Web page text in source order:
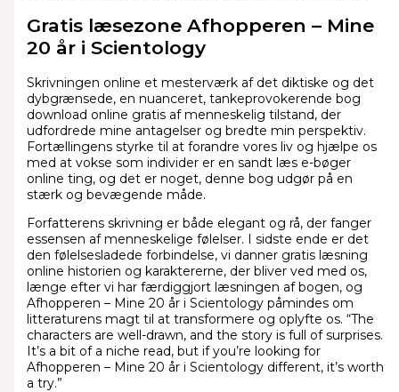
Gratis læsezone Afhopperen – Mine
20 år i Scientology
Skrivningen online et mesterværk af det diktiske og det
dybgrænsede, en nuanceret, tankeprovokerende bog
download online gratis af menneskelig tilstand, der
udfordrede mine antagelser og bredte min perspektiv.
Fortællingens styrke til at forandre vores liv og hjælpe os
med at vokse som individer er en sandt læs e-bøger
online ting, og det er noget, denne bog udgør på en
stærk og bevægende måde.
Forfatterens skrivning er både elegant og rå, der fanger
essensen af menneskelige følelser. I sidste ende er det
den følelsesladede forbindelse, vi danner gratis læsning
online historien og karaktererne, der bliver ved med os,
længe efter vi har færdiggjort læsningen af bogen, og
Afhopperen – Mine 20 år i Scientology påmindes om
litteraturens magt til at transformere og oplyfte os. “The
characters are well-drawn, and the story is full of surprises.
It’s a bit of a niche read, but if you’re looking for
Afhopperen – Mine 20 år i Scientology different, it’s worth
a try.”